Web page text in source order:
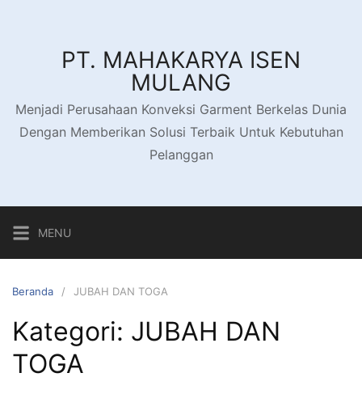
PT. MAHAKARYA ISEN
MULANG
Menjadi Perusahaan Konveksi Garment Berkelas Dunia
Dengan Memberikan Solusi Terbaik Untuk Kebutuhan
Pelanggan
MENU
Beranda JUBAH DAN TOGA
Kategori: JUBAH DAN
TOGA